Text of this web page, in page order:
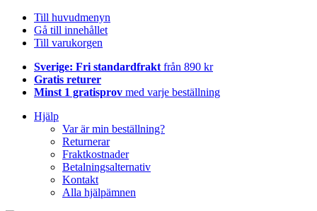
Till huvudmenyn
Gå till innehållet
Till varukorgen
Sverige: Fri standardfrakt från 890 kr
Gratis returer
Minst 1 gratisprov med varje beställning
Hjälp
Var är min beställning?
Returnerar
Fraktkostnader
Betalningsalternativ
Kontakt
Alla hjälpämnen